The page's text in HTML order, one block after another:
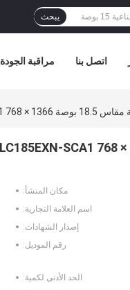
يبحث
مراقبة الجودة اتصل بنا
مكان المنشأ:
اسم العلامة التجارية:
إصدار الشهادات:
رقم الموديل:
الحد الأدنى لكمية: